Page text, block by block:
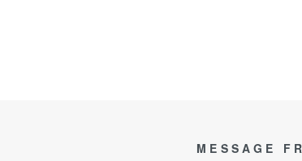
MESSAGE